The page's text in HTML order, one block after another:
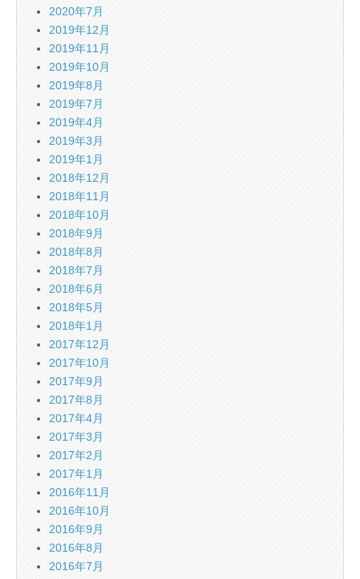
2020年7月
2019年12月
2019年11月
2019年10月
2019年8月
2019年7月
2019年4月
2019年3月
2019年1月
2018年12月
2018年11月
2018年10月
2018年9月
2018年8月
2018年7月
2018年6月
2018年5月
2018年1月
2017年12月
2017年10月
2017年9月
2017年8月
2017年4月
2017年3月
2017年2月
2017年1月
2016年11月
2016年10月
2016年9月
2016年8月
2016年7月